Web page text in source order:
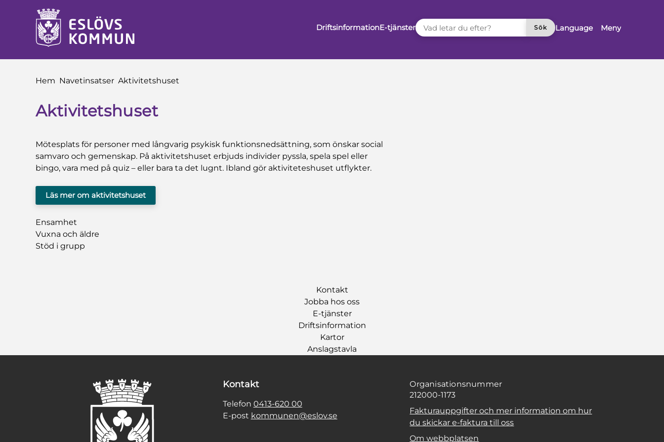
till innehåll
DriftsinformationE-tjänster
VAD LETAR DU EFTER?
Sök
Language Meny
Du är här:
Hem Navetinsatser Aktivitetshuset
Aktivitetshuset
Mötesplats för personer med långvarig psykisk funktionsnedsättning, som önskar social
samvaro och gemenskap. På aktivitetshuset erbjuds individer pyssla, spela spel eller
bingo, vara med på quiz – eller bara ta det lugnt. Ibland gör aktiviteteshuset utflykter.
Läs mer om aktivitetshuset
Ensamhet
Vuxna och äldre
Stöd i grupp
Kontakt
Jobba hos oss
E-tjänster
Driftsinformation
Kartor
Anslagstavla
Kontakt
Telefon 0413-620 00
E-post kommunen@eslov.se
Organisationsnummer
212000-1173
Fakturauppgifter och mer information om hur
du skickar e-faktura till oss
Om webbplatsen